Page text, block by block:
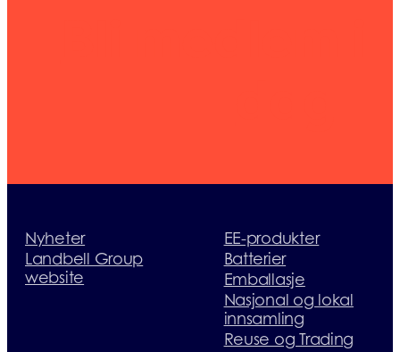
EE-produkter
Batterier
Emballasje
Nasjonal og lokal
innsamling
Reuse og Trading
Nyheter
Landbell Group
website